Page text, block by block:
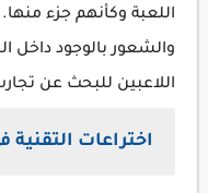
اللعبة وكأنهم جزء
والشعور بالوجود داخل
اللاعبين للبحث عن
اختراعات